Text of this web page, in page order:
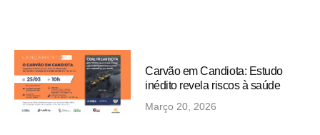
Carvão em Candiota: Estudo
inédito revela riscos à saúde
Março 20, 2026